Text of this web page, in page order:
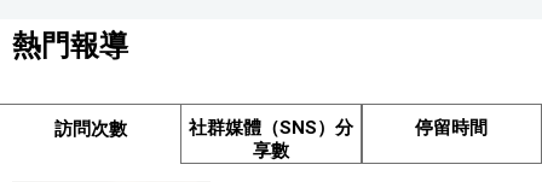
熱門報導
訪問次數
社群媒體（SNS）分
享數
停留時間